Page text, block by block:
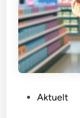
Aktuelt